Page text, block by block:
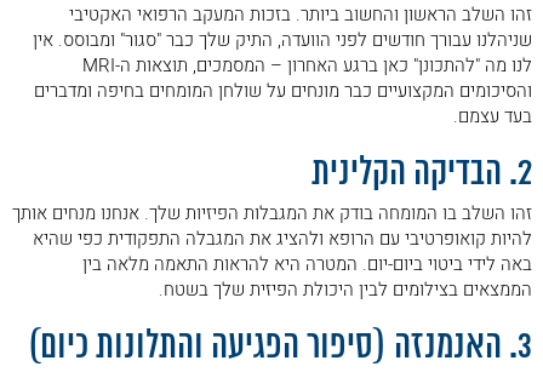
זהו השלב הראשון והחשוב ביותר. בזכות המעקב הרפואי האקטיבי
שניהלנו עבורך חודשים לפני הוועדה, התיק שלך כבר "סגור" ומבוסס. אין
לנו מה "להתכונן" כאן ברגע האחרון – המסמכים, תוצאות ה-MRI
והסיכומים המקצועיים כבר מונחים על שולחן המומחים בחיפה ומדברים
בעד עצמם.
2. הבדיקה הקלינית
זהו השלב בו המומחה בודק את המגבלות הפיזיות שלך. אנחנו מנחים אותך
להיות קואופרטיבי עם הרופא ולהציג את המגבלה התפקודית כפי שהיא
באה לידי ביטוי ביום-יום. המטרה היא להראות התאמה מלאה בין
הממצאים בצילומים לבין היכולת הפיזית שלך בשטח.
3. האנמנזה (סיפור הפגיעה והתלונות כיום)